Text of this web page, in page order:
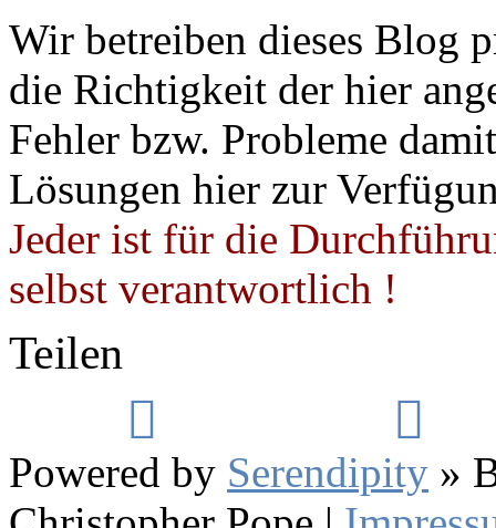
Wir betreiben dieses Blog
die Richtigkeit der hier
Fehler bzw. Probleme
Lösungen hier zur
Jeder ist für die
selbst verantwortlich !
Teilen
Powered by Serendipity »